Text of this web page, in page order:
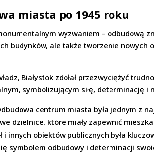
miasta po 1945 roku
wyzwaniem – odbudową
budynków, ale także tworzenie nowych
Białystok zdołał przezwyciężyć
symbolizującym siłę, determinację i
centrum miasta była jednym z
dzielnice, które miały zapewnić
i innych obiektów publicznych była
symbolem odbudowy i determinacji